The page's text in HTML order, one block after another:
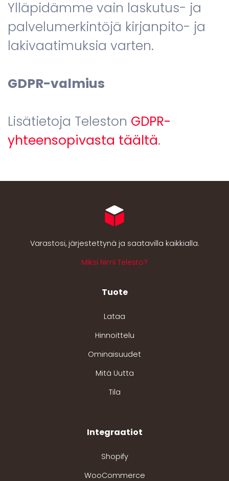
Ylläpidämme vain laskutus- ja
palvelumerkintöjä kirjanpito- ja
lakivaatimuksia varten.
GDPR-valmius
Lisätietoja Teleston GDPR-
yhteensopivasta täältä.
Varastosi, järjestettynä ja saatavilla kaikkialla.
Miksi Nimi Telesto?
Tuote
Lataa
Hinnoittelu
Ominaisuudet
Mitä Uutta
Tila
Integraatiot
Shopify
WooCommerce